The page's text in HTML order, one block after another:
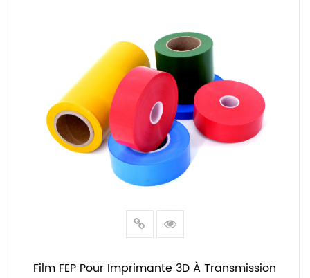
Film FEP Pour Imprimante 3D À Transmission